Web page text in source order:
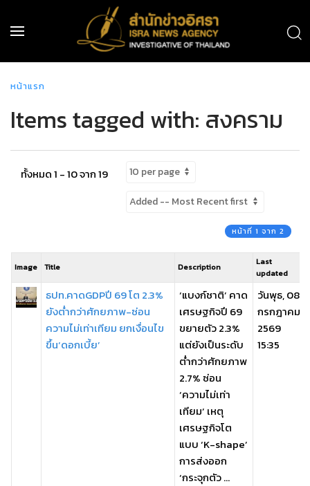
หน้าแรก
Items tagged with: สงคราม
ทั้งหมด 1 - 10 จาก 19
หน้าที่ 1 จาก 2
Image Title Description
Last
updated
ธปท.คาดGDPปี 69 โต 2.3%
ยังต่ำกว่าศักยภาพ-ซ่อน
ความไม่เท่าเทียม ยกเงื่อนไข
ขึ้น‘ดอกเบี้ย’
‘แบงก์ชาติ’ คาด
เศรษฐกิจปี 69
ขยายตัว 2.3%
แต่ยังเป็นระดับ
ต่ำกว่าศักยภาพ
2.7% ซ่อน
‘ความไม่เท่า
เทียม’ เหตุ
เศรษฐกิจโต
แบบ ‘K-shape’
การส่งออก
‘กระจุกตัว ...
วันพุธ, 08
กรกฎาคม
2569
15:35